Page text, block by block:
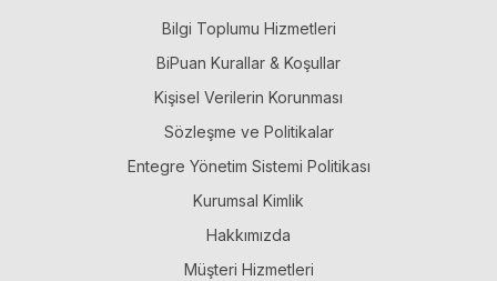
Bilgi Toplumu Hizmetleri
BiPuan Kurallar & Koşullar
Kişisel Verilerin Korunması
Sözleşme ve Politikalar
Entegre Yönetim Sistemi Politikası
Kurumsal Kimlik
Hakkımızda
Müşteri Hizmetleri